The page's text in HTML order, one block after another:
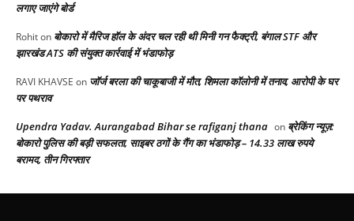
लगाए जाएंगे बोर्ड
Rohiton बोकारो में मैरिज हॉल के अंदर चल रही थी मिनी गन फैक्ट्री, बंगाल STF और
झारखंड ATS की संयुक्त कार्रवाई में भंडाफोड़
RAVI KHAVSE on जॉर्ज बरला की चाकूबाजी में मौत, शिमला कॉलोनी में तनाव, आरोपी के घर
पर पथराव
Upendra Yadav. Aurangabad Bihar se rafiganj thana on ब्रेकिंग न्यूज़:
बोकारो पुलिस की बड़ी सफलता, साइबर ठगों के गैंग का भंडाफोड़ – 14.33 लाख रुपये
बरामद, तीन गिरफ्तार